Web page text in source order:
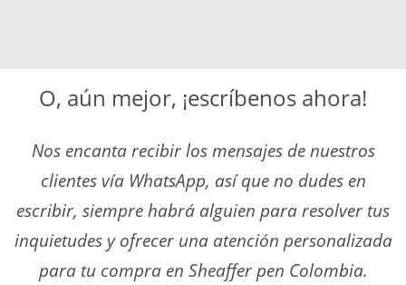
O, aún mejor, ¡escríbenos ahora!
Nos encanta recibir los mensajes de nuestros
clientes vía WhatsApp, así que no dudes en
escribir, siempre habrá alguien para resolver tus
inquietudes y ofrecer una atención personalizada
para tu compra en Sheaffer pen Colombia.